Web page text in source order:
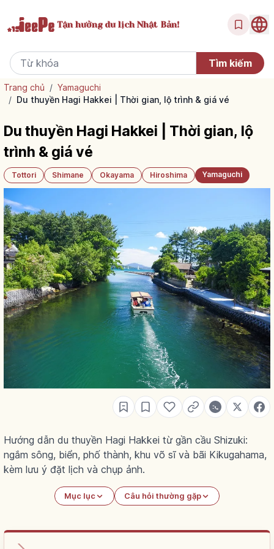
Tận hưởngdu lịch Nhật Bản!
Trang chủ / Yamaguchi
/ Du thuyền Hagi Hakkei | Thời gian, lộ trình & giá vé
Du thuyền Hagi Hakkei | Thời gian, lộ
trình & giá vé
Tottori Shimane Okayama Hiroshima Yamaguchi
Hướng dẫn du thuyền Hagi Hakkei từ gần cầu Shizuki:
ngắm sông, biển, phố thành, khu võ sĩ và bãi Kikugahama,
kèm lưu ý đặt lịch và chụp ảnh.
Mục lục Câu hỏi thường gặp